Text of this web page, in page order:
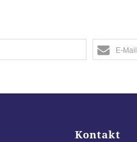
E-Mail
Kontakt